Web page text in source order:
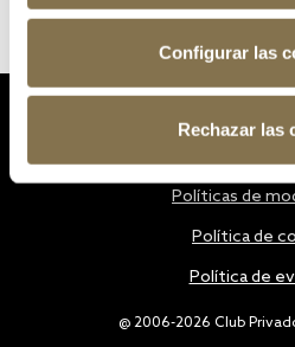
Configurar las
Rechazar las
@ 2006-2026 Club
Políticas de
Política de
Política de